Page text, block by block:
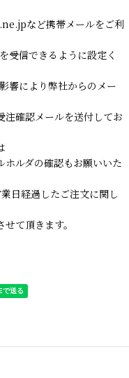
など携帯メールをご利
受信できるように設定く
響により弊社からのメー
注確認メールを送付してお
ルダの確認もお願いいた
日経過したご注文に関し
て頂きます。